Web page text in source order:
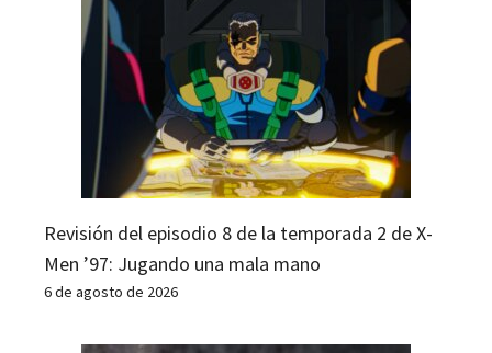
Revisión del episodio 8 de la temporada 2 de X-
Men ’97: Jugando una mala mano
6 de agosto de 2026